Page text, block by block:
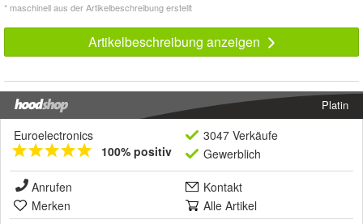
* maschinell aus der Artikelbeschreibung erstellt
Artikelbeschreibung anzeigen
Platin
Euroelectronics
100% positiv
3047 Verkäufe
Gewerblich
Anrufen
Kontakt
Merken
Alle Artikel